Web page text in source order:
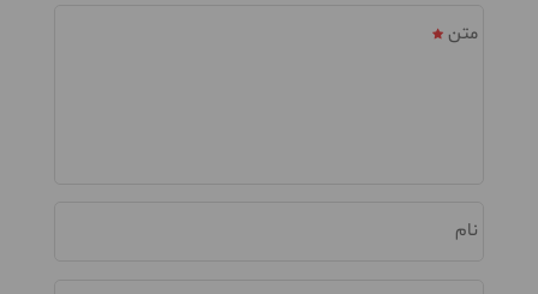
متن
نام